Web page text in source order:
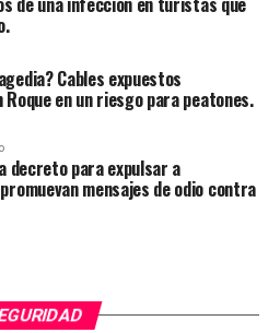
Cables expuestos
en un riesgo para peatones.
decreto para expulsar a
mensajes de odio contra